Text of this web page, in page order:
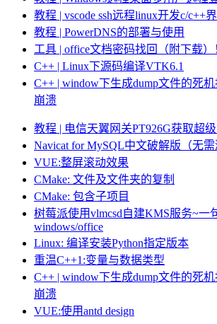
教程 | vscode ssh远程linux开发c/c++
教程 | PowerDNS的部署与使用
工具 | office文档密码找回（附下载）
C++ | Linux下源码编译VTK6.1
C++ | window下生成dump文件的死
崩溃
教程 | 电信天翼网关PT926G获取超
Navicat for MySQL中文破解版（无需
VUE:整屏滚动效果
CMake: 文件及文件夹的复制
CMake: 包含子项目
树莓派使用vlmcsd自建KMS服务~一
windows/office
Linux: 编译安装Python指定版本
重温C++1:变量与数据类型
C++ | window下生成dump文件的死
崩溃
VUE:使用antd design